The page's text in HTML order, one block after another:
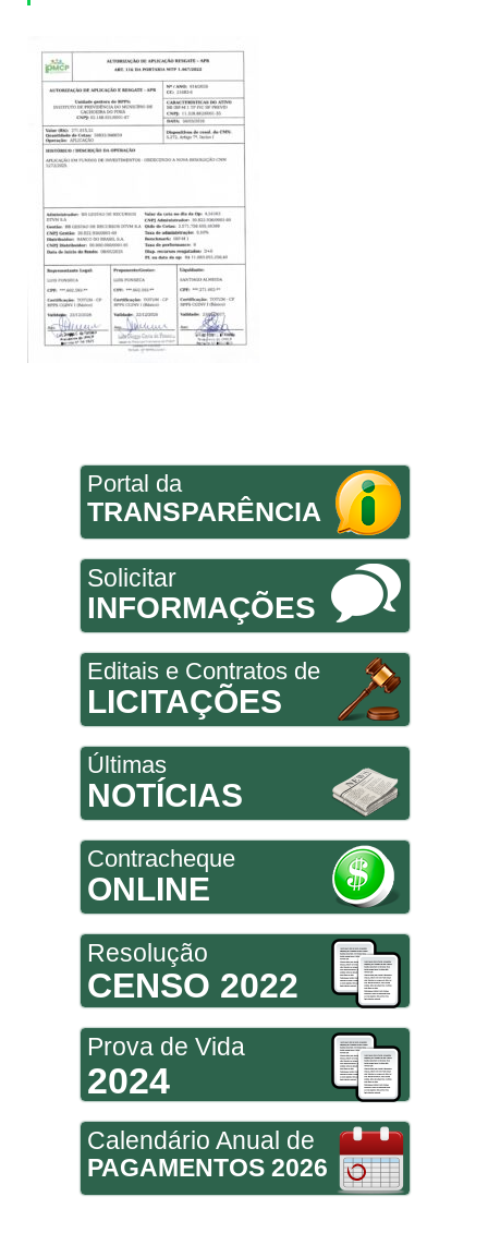
Portal da
TRANSPARÊNCIA
Solicitar
INFORMAÇÕES
Editais e Contratos de
LICITAÇÕES
Últimas
NOTÍCIAS
Contracheque
ONLINE
Resolução
CENSO 2022
Prova de Vida
2024
Calendário Anual de
PAGAMENTOS 2026